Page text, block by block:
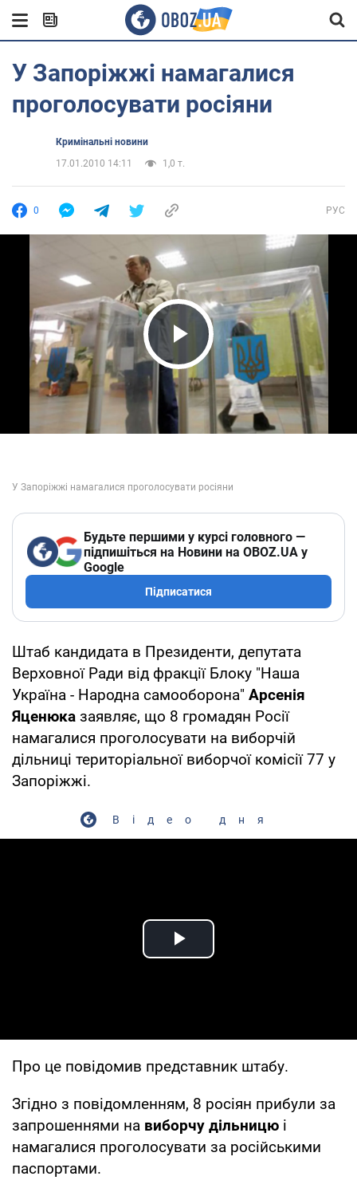
У Запоріжжі намагалися
проголосувати росіяни
Кримінальні новини
17.01.2010 14:11
1,0 т.
0 РУС
Play Video
Будьте першими у курсі головного —
підпишіться на Новини на OBOZ.UA у
Google
Підписатися
Штаб кандидата в Президенти, депутата
Верховної Ради від фракції Блоку "Наша
Україна - Народна самооборона" Арсенія
Яценюка заявляє, що 8 громадян Росії
намагалися проголосувати на виборчій
дільниці територіальної виборчої комісії 77 у
Запоріжжі.
Відео дня
Play Video
Про це повідомив представник штабу.
Згідно з повідомленням, 8 росіян прибули за
запрошеннями на виборчу дільницю і
намагалися проголосувати за російськими
паспортами.